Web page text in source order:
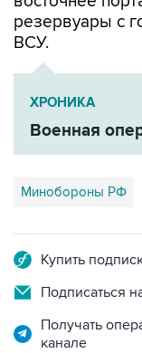
резервуары с
ВСУ.
ХРОНИКА
Военная
Минобороны РФ
Купить
Подписаться
Получать
канале